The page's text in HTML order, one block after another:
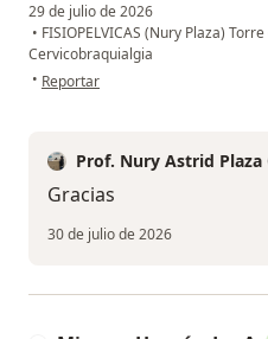
29 de julio de 2026
• FISIOPELVICAS (Nury Plaza)
Cervicobraquialgia
• en opinión del usuario Claudia
Reportar
Prof. Nury Astrid Plaza
Gracias
30 de julio de 2026